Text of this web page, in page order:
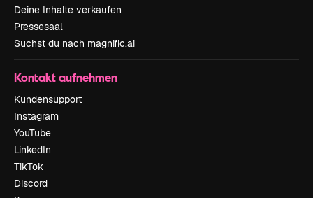
Deine Inhalte verkaufen
Pressesaal
Suchst du nach magnific.ai
Kontakt aufnehmen
Kundensupport
Instagram
YouTube
LinkedIn
TikTok
Discord